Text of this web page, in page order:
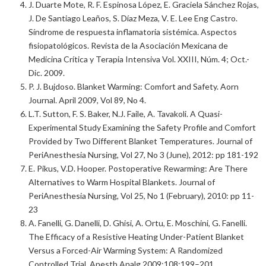
J. Duarte Mote, R. F. Espinosa López, E. Graciela Sánchez Rojas,
J. De Santiago Leaños, S. Díaz Meza, V. E. Lee Eng Castro.
Síndrome de respuesta inflamatoria sistémica. Aspectos
fisiopatológicos. Revista de la Asociación Mexicana de
Medicina Crítica y Terapia Intensiva Vol. XXIII, Núm. 4; Oct.-
Dic. 2009.
P. J. Bujdoso. Blanket Warming: Comfort and Safety. Aorn
Journal. April 2009, Vol 89, No 4.
L.T. Sutton, F. S. Baker, N.J. Faile, A. Tavakoli. A Quasi-
Experimental Study Examining the Safety Profile and Comfort
Provided by Two Different Blanket Temperatures. Journal of
PeriAnesthesia Nursing, Vol 27, No 3 (June), 2012: pp 181-192
E. Pikus, V.D. Hooper. Postoperative Rewarming: Are There
Alternatives to Warm Hospital Blankets. Journal of
PeriAnesthesia Nursing, Vol 25, No 1 (February), 2010: pp 11-
23
A. Fanelli, G. Danelli, D. Ghisi, A. Ortu, E. Moschini, G. Fanelli.
The Efficacy of a Resistive Heating Under-Patient Blanket
Versus a Forced-Air Warming System: A Randomized
Controlled Trial. Anesth Analg 2009;108:199–201